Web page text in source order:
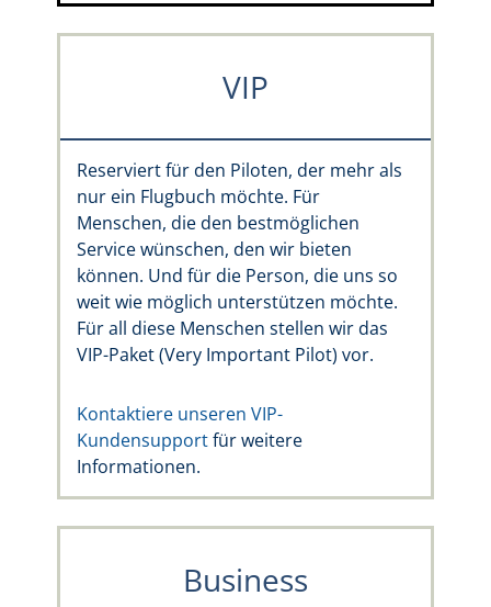
VIP
Reserviert für den Piloten, der mehr als
nur ein Flugbuch möchte. Für
Menschen, die den bestmöglichen
Service wünschen, den wir bieten
können. Und für die Person, die uns so
weit wie möglich unterstützen möchte.
Für all diese Menschen stellen wir das
VIP-Paket (Very Important Pilot) vor.
Kontaktiere unseren VIP-
Kundensupportfür weitere
Informationen.
Business